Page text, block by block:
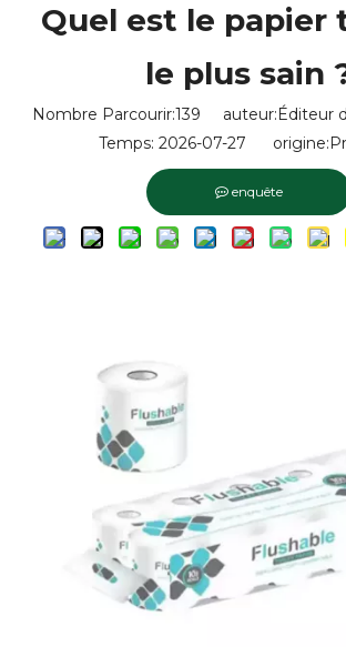
Quel est le papier
le plus sain
Nombre Parcourir:139 auteur:Éditeur
Temps: 2026-07-27 origine:
enquête